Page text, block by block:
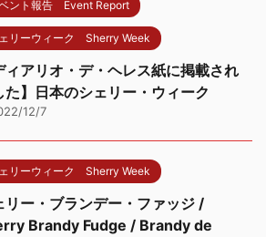
ント報告 Event Report
リーウィーク Sherry Week
ィアリオ・デ・ヘレス紙に掲載され
た】日本のシェリー・ウィーク
12/7
リーウィーク Sherry Week
リー・ブランデー・ファッジ /
Brandy Fudge / Brandy de